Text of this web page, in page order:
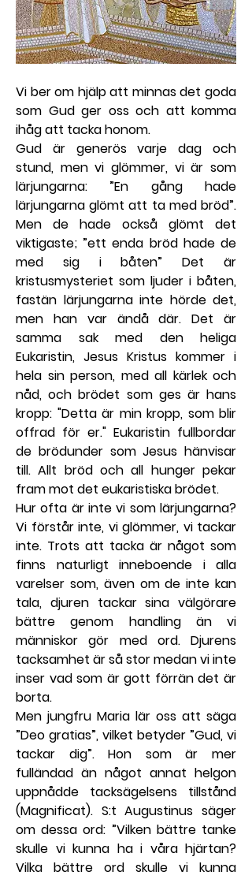
Vi ber om hjälp att minnas det goda
som Gud ger oss och att komma
ihåg att tacka honom.
Gud är generös varje dag och
stund, men vi glömmer, vi är som
lärjungarna: ”En gång hade
lärjungarna glömt att ta med bröd”.
Men de hade också glömt det
viktigaste; ”ett enda bröd hade de
med sig i båten” Det är
kristusmysteriet som ljuder i båten,
fastän lärjungarna inte hörde det,
men han var ändå där. Det är
samma sak med den heliga
Eukaristin, Jesus Kristus kommer i
hela sin person, med all kärlek och
nåd, och brödet som ges är hans
kropp: "Detta är min kropp, som blir
offrad för er." Eukaristin fullbordar
de brödunder som Jesus hänvisar
till. Allt bröd och all hunger pekar
fram mot det eukaristiska brödet.
Hur ofta är inte vi som lärjungarna?
Vi förstår inte, vi glömmer, vi tackar
inte. Trots att tacka är något som
finns naturligt inneboende i alla
varelser som, även om de inte kan
tala, djuren tackar sina välgörare
bättre genom handling än vi
människor gör med ord. Djurens
tacksamhet är så stor medan vi inte
inser vad som är gott förrän det är
borta.
Men jungfru Maria lär oss att säga
”Deo gratias”, vilket betyder ”Gud, vi
tackar dig”. Hon som är mer
fulländad än något annat helgon
uppnådde tacksägelsens tillstånd
(Magnificat). S:t Augustinus säger
om dessa ord: ”Vilken bättre tanke
skulle vi kunna ha i våra hjärtan?
Vilka bättre ord skulle vi kunna